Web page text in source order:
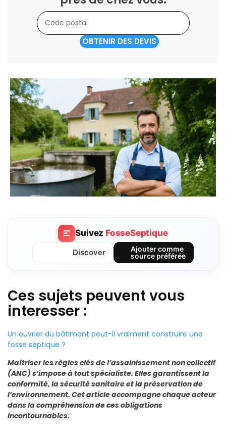
OBTENIR DES DEVIS
Suivez FosseSeptique
Discover
Ajouter comme
source préférée
Ces sujets peuvent vous
interesser :
Un ouvrier du bâtiment peut-il vraiment construire une
fosse septique ?
Maîtriser les règles clés de l’assainissement non collectif
(ANC) s’impose à tout spécialiste. Elles garantissent la
conformité, la sécurité sanitaire et la préservation de
l’environnement. Cet article accompagne chaque acteur
dans la compréhension de ces obligations
incontournables.